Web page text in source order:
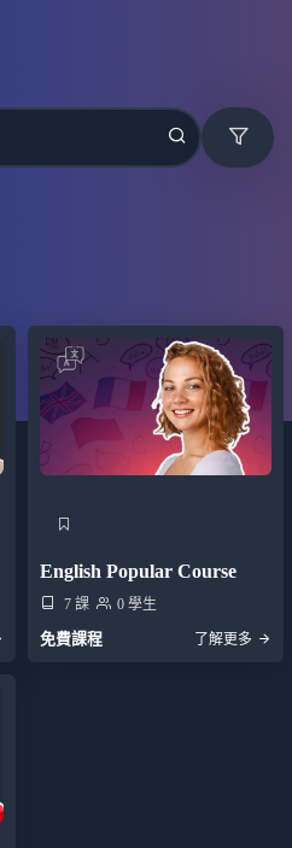
English Popular Course
7 課 0 學生
免費課程 了解更多